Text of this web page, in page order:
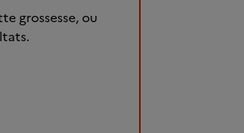
grossesse, ou